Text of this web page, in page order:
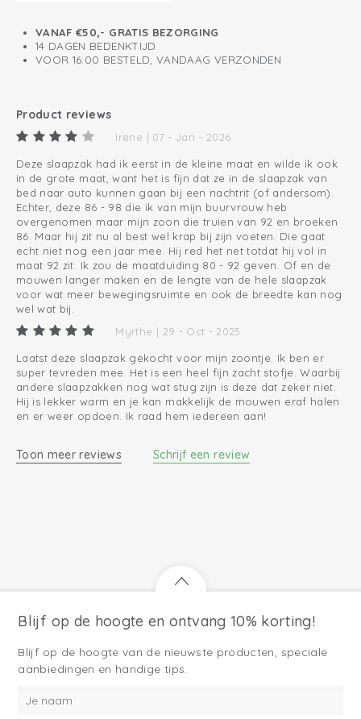
VANAF €50,- GRATIS BEZORGING
14 DAGEN BEDENKTIJD
VOOR 16:00 BESTELD, VANDAAG VERZONDEN
Product reviews
Irene | 07 - Jan - 2026
Deze slaapzak had ik eerst in de kleine maat en wilde ik ook
in de grote maat, want het is fijn dat ze in de slaapzak van
bed naar auto kunnen gaan bij een nachtrit (of andersom).
Echter, deze 86 - 98 die ik van mijn buurvrouw heb
overgenomen maar mijn zoon die truien van 92 en broeken
86. Maar hij zit nu al best wel krap bij zijn voeten. Die gaat
echt niet nog een jaar mee. Hij red het net totdat hij vol in
maat 92 zit. Ik zou de maatduiding 80 - 92 geven. Of en de
mouwen langer maken en de lengte van de hele slaapzak
voor wat meer bewegingsruimte en ook de breedte kan nog
wel wat bij.
Myrthe | 29 - Oct - 2025
Laatst deze slaapzak gekocht voor mijn zoontje. Ik ben er
super tevreden mee. Het is een heel fijn zacht stofje. Waarbij
andere slaapzakken nog wat stug zijn is deze dat zeker niet.
Hij is lekker warm en je kan makkelijk de mouwen eraf halen
en er weer opdoen. Ik raad hem iedereen aan!
Toon meer reviews Schrijf een review
Blijf op de hoogte en ontvang 10% korting!
Blijf op de hoogte van de nieuwste producten, speciale
aanbiedingen en handige tips.